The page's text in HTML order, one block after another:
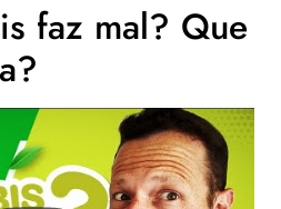
faz mal? Que